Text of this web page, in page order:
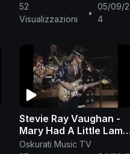
52
Visualizzazioni
•
05/09/2
4
Stevie Ray Vaughan -
Mary Had A Little Lamb
(Live)
Oskurati Music TV